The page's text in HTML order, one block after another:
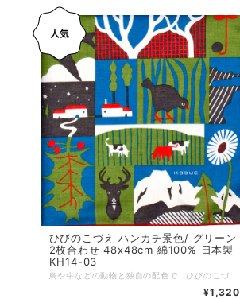
ひびのこづえ ハンカチ景色/ グリーン
2枚合わせ 48x48cm 綿100% 日本製
KH14-03
¥1,320